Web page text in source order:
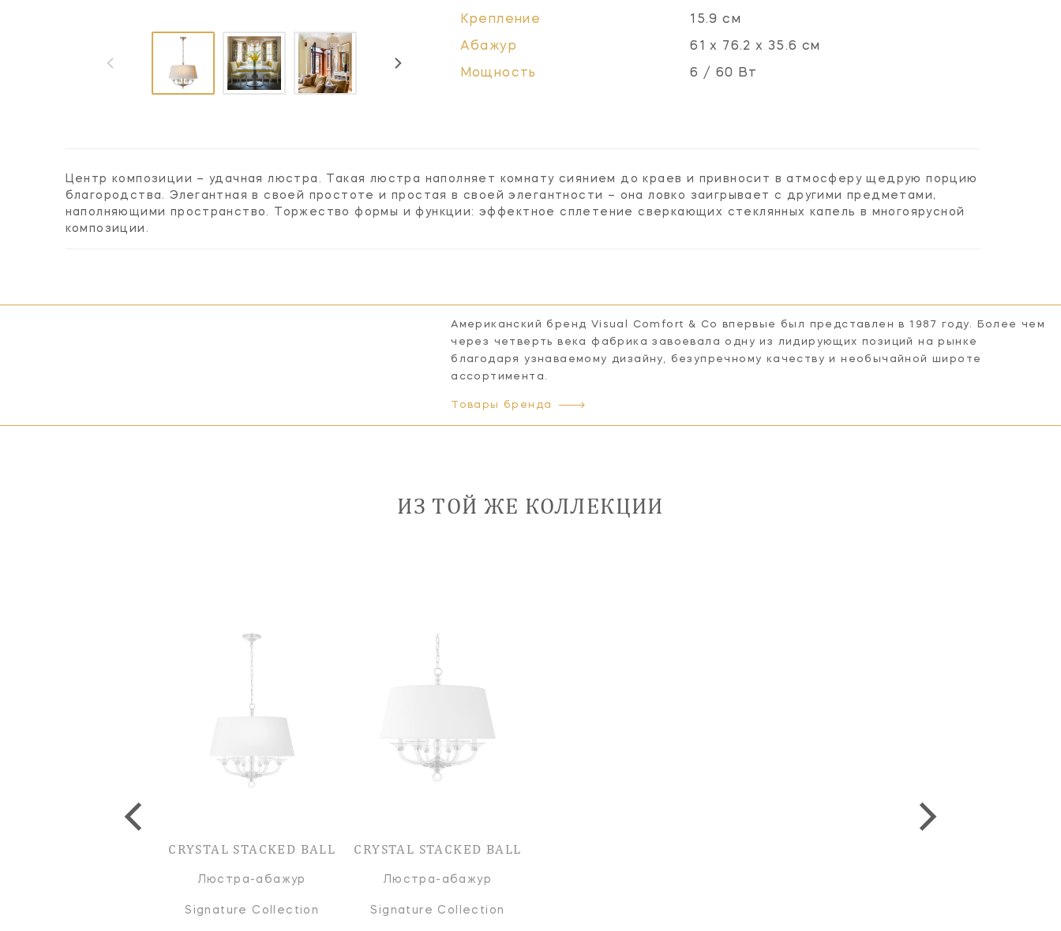
Крепление 15.9 см
Абажур 61 х 76.2 х 35.6 см
Мощность 6 / 60 Вт
Центр композиции – удачная люстра. Такая люстра наполняет комнату сиянием до краев и привносит в атмосферу щедрую порцию
благородства. Элегантная в своей простоте и простая в своей элегантности – она ловко заигрывает с другими предметами,
наполняющими пространство. Торжество формы и функции: эффектное сплетение сверкающих стеклянных капель в многоярусной
композиции.
Американский бренд Visual Comfort & Co впервые был представлен в 1987 году. Более чем
через четверть века фабрика завоевала одну из лидирующих позиций на рынке
благодаря узнаваемому дизайну, безупречному качеству и необычайной широте
ассортимента.
Товары бренда
ИЗ ТОЙ ЖЕ КОЛЛЕКЦИИ
CRYSTAL STACKED BALL
Люстра-абажур
Signature Collection
CRYSTAL STACKED BALL
Люстра-абажур
Signature Collection